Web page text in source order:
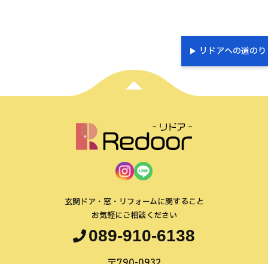
リドアへの道のり
玄関ドア・窓・リフォームに関すること
お気軽にご相談ください
089-910-6138